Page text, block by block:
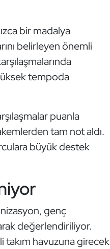
bir madalya
belirleyen önemli
tempoda
puanla
tam not aldı.
büyük destek
genç
değerlendiriliyor.
takım havuzuna girecek